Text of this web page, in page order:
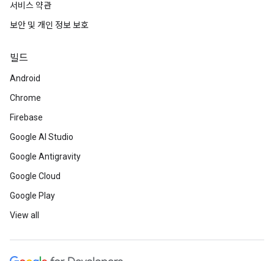
서비스 약관
보안 및 개인 정보 보호
빌드
Android
Chrome
Firebase
Google AI Studio
Google Antigravity
Google Cloud
Google Play
View all